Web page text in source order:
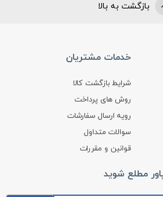
بازگشت به بالا
خدمات مشتریان
شرایط بازگشت کالا
روش های پرداخت
رویه ارسال سفارشات
سوالات متداول
قوانین و مقررات
مطلع شوید